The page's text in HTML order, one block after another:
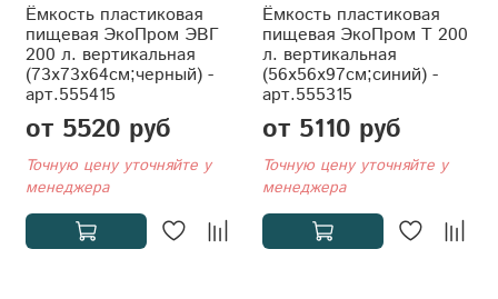
Ёмкость пластиковая
пищевая ЭкоПром ЭВГ
200 л. вертикальная
(73x73x64см;черный) -
арт.555415
от 5520 руб
Точную цену уточняйте у
менеджера
Ёмкость пластиковая
пищевая ЭкоПром T 200
л. вертикальная
(56x56x97см;синий) -
арт.555315
от 5110 руб
Точную цену уточняйте у
менеджера